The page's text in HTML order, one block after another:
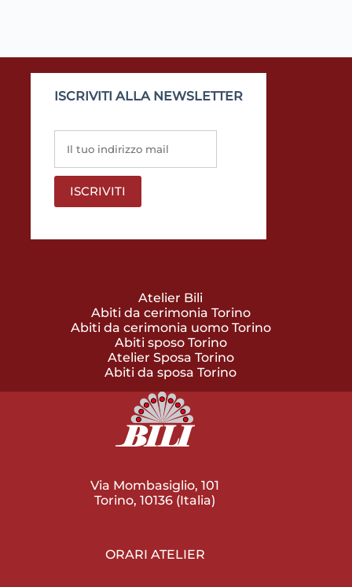
ISCRIVITI ALLA NEWSLETTER
Atelier Bili
Abiti da cerimonia Torino
Abiti da cerimonia uomo Torino
Abiti sposo Torino
Atelier Sposa Torino
Abiti da sposa Torino
Via Mombasiglio, 101
Torino, 10136 (Italia)
ORARI ATELIER